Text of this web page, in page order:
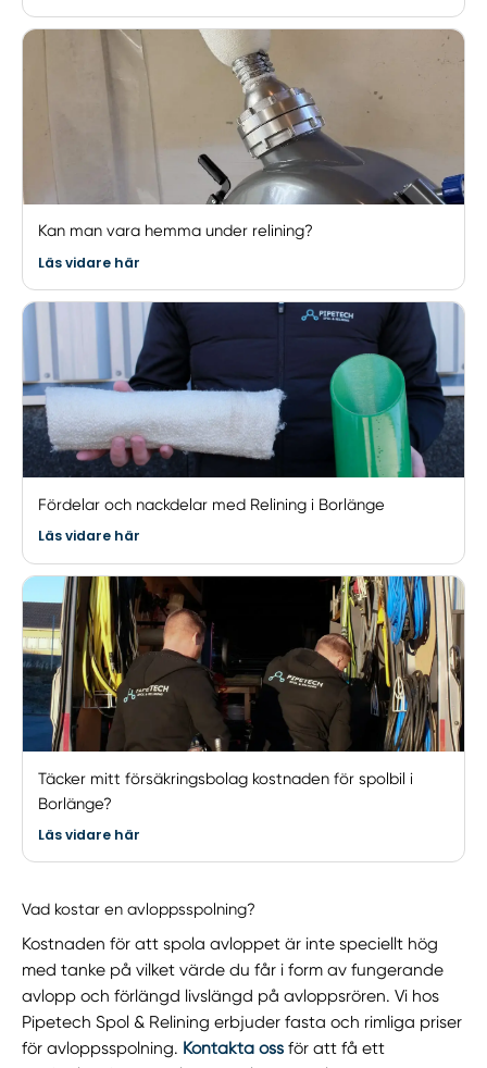
Kan man vara hemma under relining?
Läs vidare här
Fördelar och nackdelar med Relining i Borlänge
Läs vidare här
Täcker mitt försäkringsbolag kostnaden för spolbil i
Borlänge?
Läs vidare här
Vad kostar en avloppsspolning?
Kostnaden för att spola avloppet är inte speciellt hög
med tanke på vilket värde du får i form av fungerande
avlopp och förlängd livslängd på avloppsrören. Vi hos
Pipetech Spol & Relining erbjuder fasta och rimliga priser
för avloppsspolning. Kontakta oss för att få ett